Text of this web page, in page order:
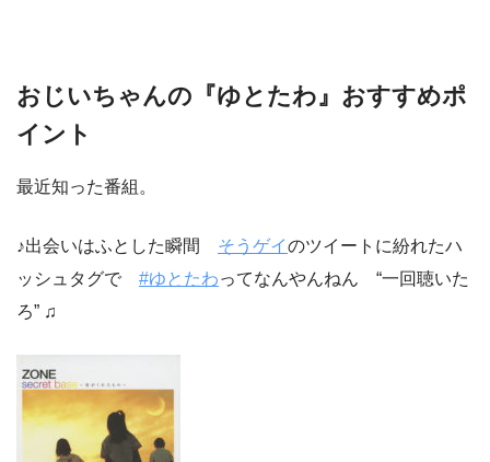
おじいちゃんの『ゆとたわ』おすすめポ
イント
最近知った番組。
♪出会いはふとした瞬間 そうゲイのツイートに紛れたハ
ッシュタグで #ゆとたわってなんやんねん “一回聴いた
ろ” ♫